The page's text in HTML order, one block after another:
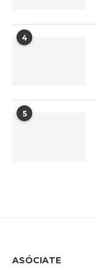
4
5
ASÓCIATE